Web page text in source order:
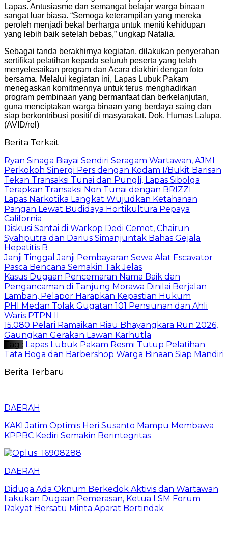
Lapas. Antusiasme dan semangat belajar warga binaan
sangat luar biasa. “Semoga keterampilan yang mereka
peroleh menjadi bekal berharga untuk meniti kehidupan
yang lebih baik setelah bebas,” ungkap Natalia.
Sebagai tanda berakhirnya kegiatan, dilakukan penyerahan
sertifikat pelatihan kepada seluruh peserta yang telah
menyelesaikan program dan Acara diakhiri dengan foto
bersama. Melalui kegiatan ini, Lapas Lubuk Pakam
menegaskan komitmennya untuk terus menghadirkan
program pembinaan yang bermanfaat dan berkelanjutan,
guna menciptakan warga binaan yang berdaya saing dan
siap berkontribusi positif di masyarakat. Dok. Humas Lalupa.
(AVID/rel)
Berita Terkait
Ryan Sinaga Biayai Sendiri Seragam Wartawan, AJMI
Perkokoh Sinergi Pers dengan Kodam I/Bukit Barisan
Tekan Transaksi Tunai dan Pungli, Lapas Sibolga
Terapkan Transaksi Non Tunai dengan BRIZZI
Lapas Narkotika Langkat Wujudkan Ketahanan
Pangan Lewat Budidaya Hortikultura Pepaya
California
Diskusi Santai di Warkop Dedi Cemot, Chairun
Syahputra dan Darius Simanjuntak Bahas Gejala
Hepatitis B
Janji Tinggal Janji Pembayaran Sewa Alat Escavator
Pasca Bencana Semakin Tak Jelas
Kasus Dugaan Pencemaran Nama Baik dan
Pengancaman di Tanjung Morawa Dinilai Berjalan
Lamban, Pelapor Harapkan Kepastian Hukum
PHI Medan Tolak Gugatan 101 Pensiunan dan Ahli
Waris PTPN II
15.080 Pelari Ramaikan Riau Bhayangkara Run 2026,
Gaungkan Gerakan Lawan Karhutla
Tag : Lapas Lubuk Pakam Resmi Tutup Pelatihan
Tata Boga dan Barbershop Warga Binaan Siap Mandiri
Berita Terbaru
DAERAH
KAKI Jatim Optimis Heri Susanto Mampu Membawa
KPPBC Kediri Semakin Berintegritas
DAERAH
Diduga Ada Oknum Berkedok Aktivis dan Wartawan
Lakukan Dugaan Pemerasan, Ketua LSM Forum
Rakyat Bersatu Minta Aparat Bertindak